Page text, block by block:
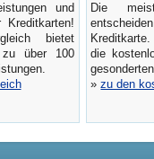
und
Kreditkarten!
bietet
zu über 100
Die
die
»zu den